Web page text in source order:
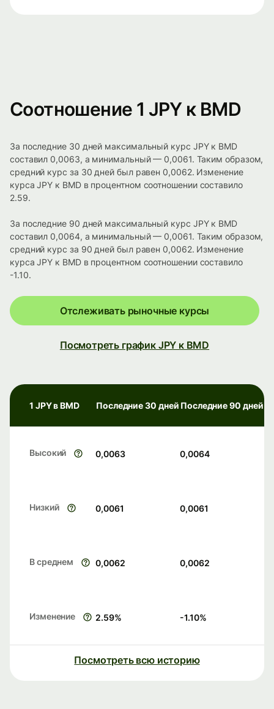
Соотношение 1 JPY к BMD
За последние 30 дней максимальный курс JPY к BMD
составил 0,0063, а минимальный — 0,0061. Таким образом,
средний курс за 30 дней был равен 0,0062. Изменение
курса JPY к BMD в процентном соотношении составило
2.59.
За последние 90 дней максимальный курс JPY к BMD
составил 0,0064, а минимальный — 0,0061. Таким образом,
средний курс за 90 дней был равен 0,0062. Изменение
курса JPY к BMD в процентном соотношении составило
-1.10.
Отслеживать рыночные курсы
Посмотреть график JPY к BMD
1 JPY в BMD Последние 30 дней Последние 90 дней
Высокий 0,0063 0,0064
Низкий 0,0061 0,0061
В среднем 0,0062 0,0062
Изменение 2.59% -1.10%
Посмотреть всю историю